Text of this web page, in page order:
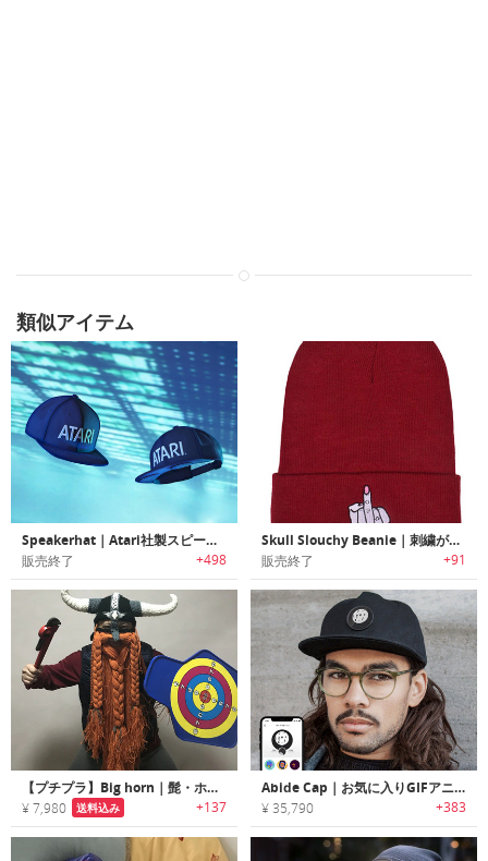
類似アイテム
Speakerhat｜Atari社製スピーカー内蔵ベースボールキャップ「スピーカーハット」
販売終了 +498
Skull Slouchy Beanie｜刺繍がワンポイントのレディースビーニー帽
販売終了 +91
【プチプラ】Big horn｜髭・ホーン付きのバイキングスタイルのニット帽
¥ 7,980 送料込み +137
Abide Cap｜お気に入りGIFアニメーションを表示できるキャップ「アバイド」
¥ 35,790 +383